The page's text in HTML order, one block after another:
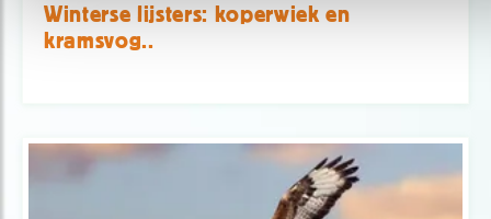
Winterse lijsters: koperwiek en
kramsvog..